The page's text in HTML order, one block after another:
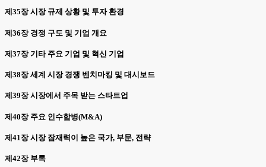
제35장 시장 규제 상황 및 투자 환경
제36장 경쟁 구도 및 기업 개요
제37장 기타 주요 기업 및 혁신 기업
제38장 세계 시장 경쟁 벤치마킹 및 대시보드
제39장 시장에서 주목 받는 스타트업
제40장 주요 인수합병(M&A)
제41장 시장 잠재력이 높은 국가, 부문, 전략
제42장 부록